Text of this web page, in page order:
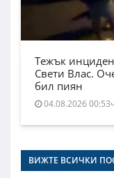
Тежък
Свети Влас.
бил пиян
04.08.2026
ВИЖТЕ ВСИЧКИ